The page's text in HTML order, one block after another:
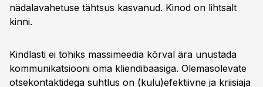
nädalavahetuse tähtsus kasvanud. Kinod on lihtsalt
kinni.
Kindlasti ei tohiks massimeedia kõrval ära unustada
kommunikatsiooni oma kliendibaasiga. Olemasolevate
otsekontaktidega suhtlus on (kulu)efektiivne ja kriisiaja